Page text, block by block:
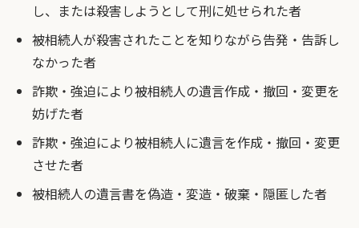
し、または殺害しようとして刑に処せられた者
被相続人が殺害されたことを知りながら告発・告訴し
なかった者
詐欺・強迫により被相続人の遺言作成・撤回・変更を
妨げた者
詐欺・強迫により被相続人に遺言を作成・撤回・変更
させた者
被相続人の遺言書を偽造・変造・破棄・隠匿した者